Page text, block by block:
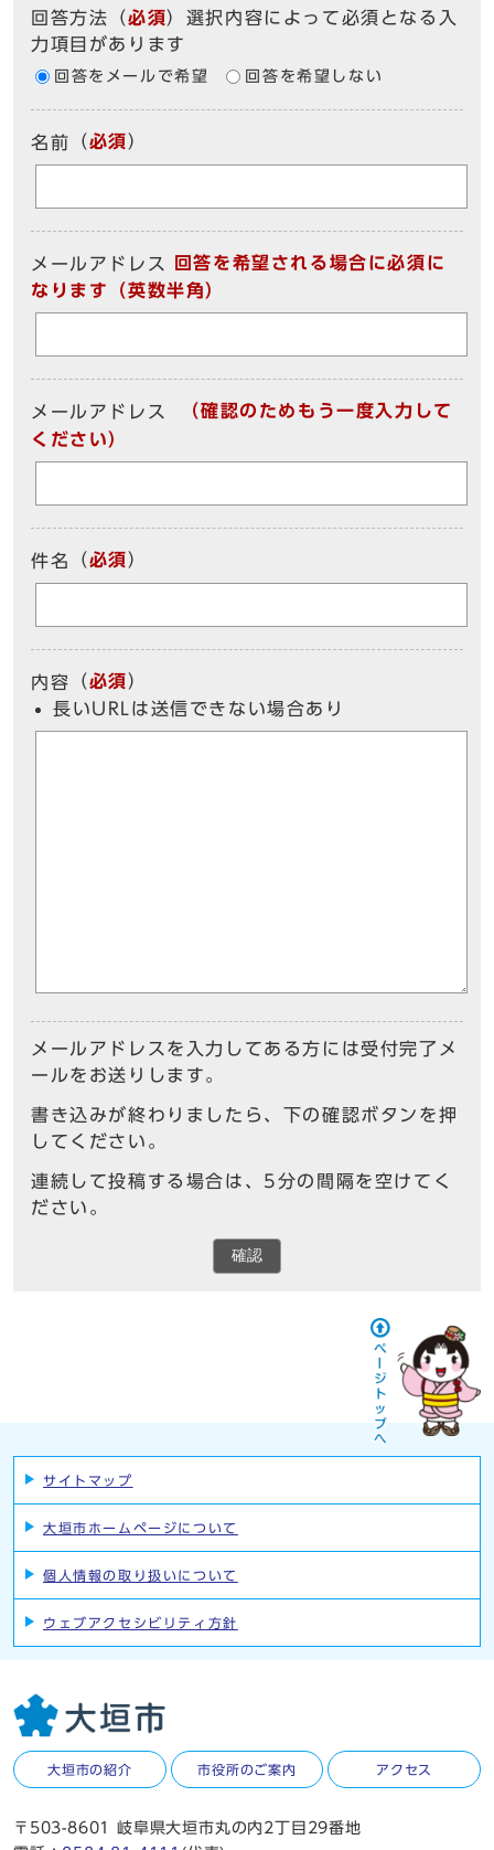
回答方法 （必須）選択内容によって必須となる入
力項目があります
回答をメールで希望 回答を希望しない
名前 （必須）
メールアドレス
回答を希望される場合に必須に
なります（英数半角）
メールアドレス
（確認のためもう一度入力して
ください）
件名 （必須）
内容 （必須）
長いURLは送信できない場合あり
メールアドレスを入力してある方には受付完了メ
ールをお送りします。
書き込みが終わりましたら、下の確認ボタンを押
してください。
連続して投稿する場合は、5分の間隔を空けてく
ださい。
確認
サイトマップ
大垣市ホームページについて
個人情報の取り扱いについて
ウェブアクセシビリティ方針
大垣市の紹介 市役所のご案内 アクセス
〒503-8601 岐阜県大垣市丸の内2丁目29番地